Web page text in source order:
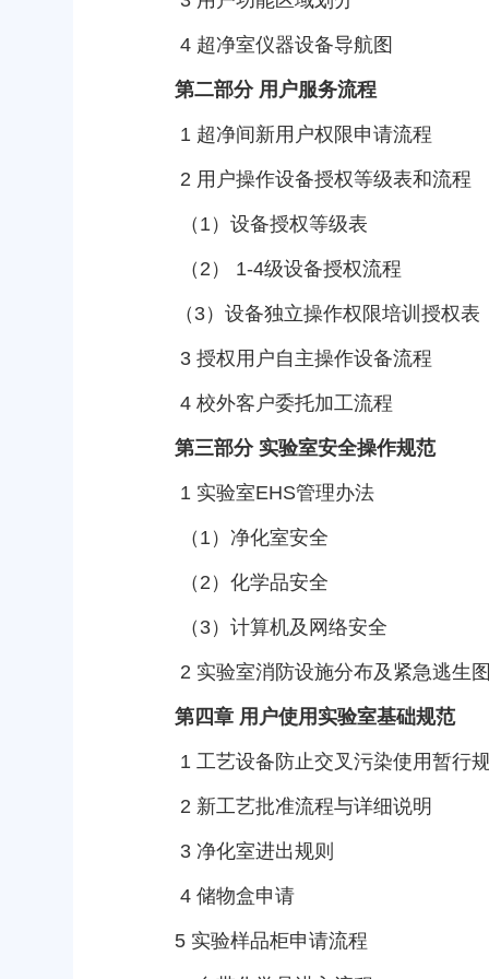
4 超净室仪器设备导航图
第二部分 用户服务流程
1 超净间新用户权限申请流程
2 用户操作设备授权等级表和流程
（ 1）设备授权等级表
（ 2 ） 1-4级设备授权流程
（ 3）设备独立操作权限培训授权表
3授权用户自主操作设备流程
4校外客户委托加工流程
第三部分 实验室安全操作规范
1 实验室EHS管理办法
（ 1）净化室安全
（ 2 ）化学品安全
（ 3）计算机及网络安全
2 实验室消防设施分布及紧急逃生
第四章 用户使用实验室基础规范
1工艺设备防止交叉污染使用暂行
2 新工艺批准流程与详细说明
3净化室进出规则
4储物盒申请
5 实验样品柜申请流程